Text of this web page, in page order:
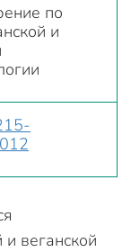
по
и
веганской